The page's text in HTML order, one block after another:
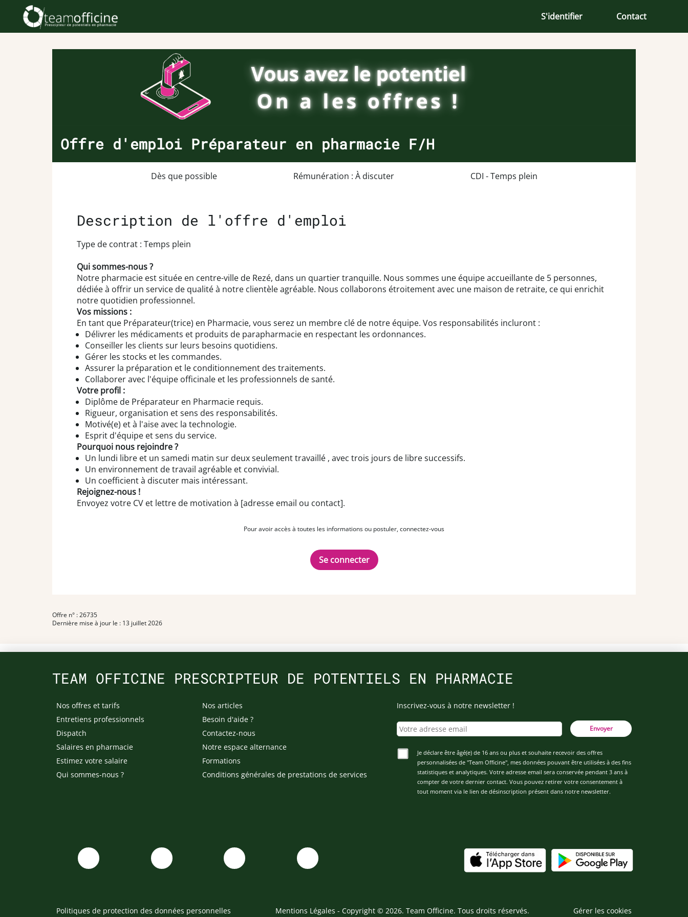
S'identifier Contact
Offre d'emploi Préparateur en pharmacie F/H
Dès que possible Rémunération : À discuter CDI - Temps plein
Description de l'offre d'emploi
Type de contrat : Temps plein
Qui sommes-nous ?
Notre pharmacie est située en centre-ville de Rezé, dans un quartier tranquille. Nous sommes une équipe accueillante de 5 personnes,
dédiée à offrir un service de qualité à notre clientèle agréable. Nous collaborons étroitement avec une maison de retraite, ce qui enrichit
notre quotidien professionnel.
Vos missions :
En tant que Préparateur(trice) en Pharmacie, vous serez un membre clé de notre équipe. Vos responsabilités incluront :
Délivrer les médicaments et produits de parapharmacie en respectant les ordonnances.
Conseiller les clients sur leurs besoins quotidiens.
Gérer les stocks et les commandes.
Assurer la préparation et le conditionnement des traitements.
Collaborer avec l'équipe officinale et les professionnels de santé.
Votre profil :
Diplôme de Préparateur en Pharmacie requis.
Rigueur, organisation et sens des responsabilités.
Motivé(e) et à l'aise avec la technologie.
Esprit d'équipe et sens du service.
Pourquoi nous rejoindre ?
Un lundi libre et un samedi matin sur deux seulement travaillé , avec trois jours de libre successifs.
Un environnement de travail agréable et convivial.
Un coefficient à discuter mais intéressant.
Rejoignez-nous !
Envoyez votre CV et lettre de motivation à [adresse email ou contact].
Pour avoir accès à toutes les informations ou postuler, connectez-vous
Se connecter
Offre n° : 26735
Dernière mise à jour le : 13 juillet 2026
TEAM OFFICINE PRESCRIPTEUR DE POTENTIELS EN PHARMACIE
Nos offres et tarifs
Entretiens professionnels
Dispatch
Salaires en pharmacie
Estimez votre salaire
Qui sommes-nous ?
Nos articles
Besoin d'aide ?
Contactez-nous
Notre espace alternance
Formations
Conditions générales de prestations de services
Inscrivez-vous à notre newsletter !
Envoyer
Je déclare être âgé(e) de 16 ans ou plus et souhaite recevoir des offres
personnalisées de "Team Officine", mes données pouvant être utilisées à des fins
statistiques et analytiques. Votre adresse email sera conservée pendant 3 ans à
compter de votre dernier contact. Vous pouvez retirer votre consentement à
tout moment via le lien de désinscription présent dans notre newsletter.
Politiques de protection des données personnelles Mentions Légales - Copyright © 2026. Team Officine. Tous droits réservés. Gérer les cookies